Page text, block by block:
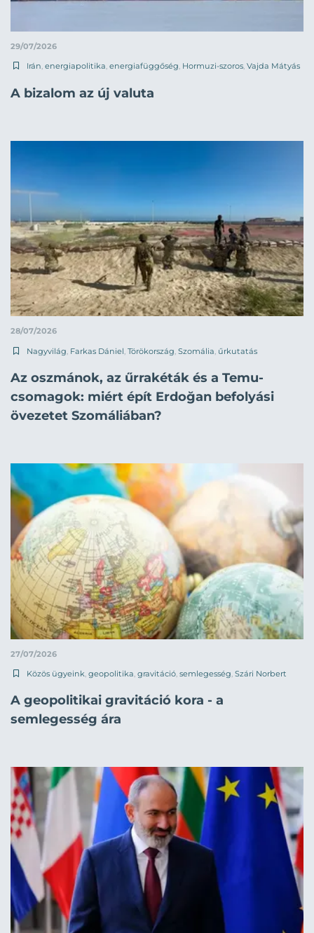
29/07/2026
Irán, energiapolitika, energiafüggőség, Hormuzi-szoros, Vajda Mátyás
A bizalom az új valuta
28/07/2026
Nagyvilág Farkas Dániel Törökország Szomália űrkutatás
Az oszmánok, az űrrakéták és a Temu-
csomagok: miért épít Erdoğan befolyási
övezetet Szomáliában?
27/07/2026
Közös ügyeink geopolitika gravitáció semlegesség Szári Norbert
A geopolitikai gravitáció kora - a
semlegesség ára